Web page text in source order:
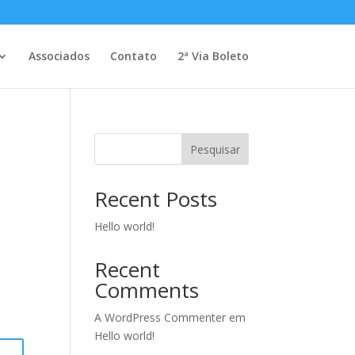
Associados Contato 2ª Via Boleto
Pesquisar
Recent Posts
Hello world!
Recent
Comments
A WordPress Commenter em
Hello world!